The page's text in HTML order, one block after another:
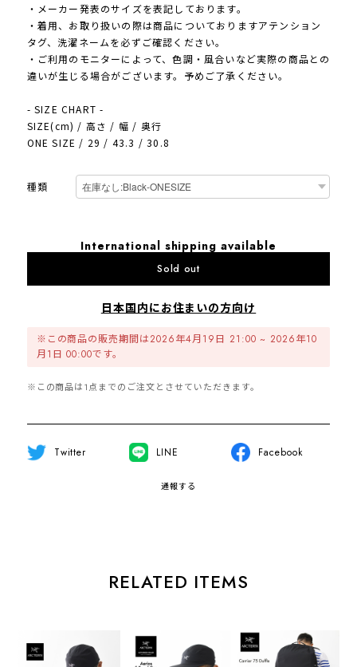
・メーカー発表のサイズを表記しております。
・着用、お取り扱いの際は商品についておりますアテンション
タグ、洗濯ネームを必ずご確認ください。
・ご利用のモニターによって、色調・風合いなど実際の商品との
違いが生じる場合がございます。予めご了承ください。
- SIZE CHART -
SIZE(cm) / 高さ / 幅 / 奥行
ONE SIZE / 29 / 43.3 / 30.8
種類
International shipping available
Sold out
日本国内にお住まいの方向け
※この商品の販売期間は2026年4月19日 21:00 ~ 2026年10
月1日 00:00です。
※この商品は1点までのご注文とさせていただきます。
Twitter LINE Facebook
通報する
RELATED ITEMS